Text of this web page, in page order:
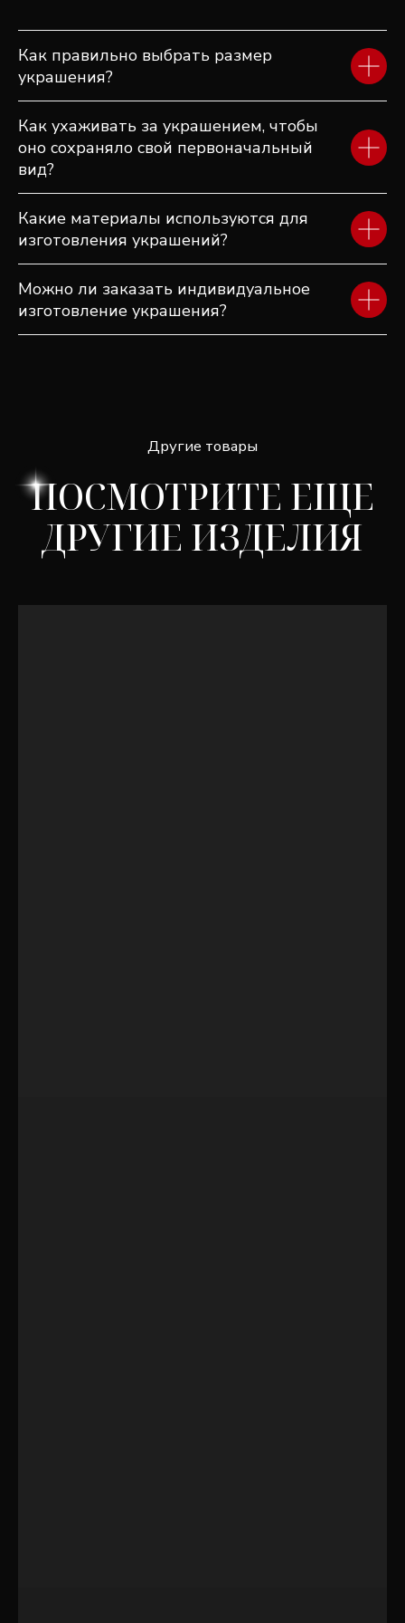
Как правильно выбрать размер
украшения?
Как ухаживать за украшением, чтобы
оно сохраняло свой первоначальный
вид?
Какие материалы используются для
изготовления украшений?
Можно ли заказать индивидуальное
изготовление украшения?
ДРУГИЕ ИЗДЕЛИЯ